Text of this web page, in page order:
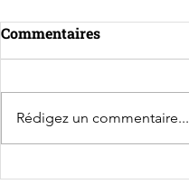
Commentaires
Rédigez un commentaire...